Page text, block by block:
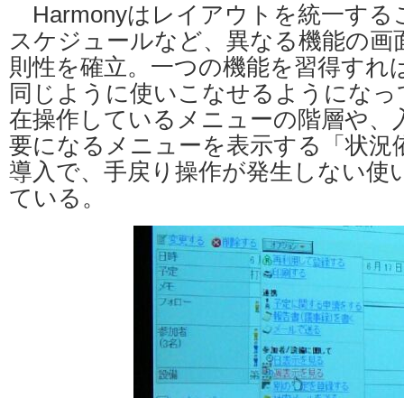
Harmonyはレイアウトを統一する
スケジュールなど、異なる機能の画
則性を確立。一つの機能を習得すれ
同じように使いこなせるようにな
在操作しているメニューの階層や、
要になるメニューを表示する「状況
導入で、手戻り操作が発生しない使
ている。